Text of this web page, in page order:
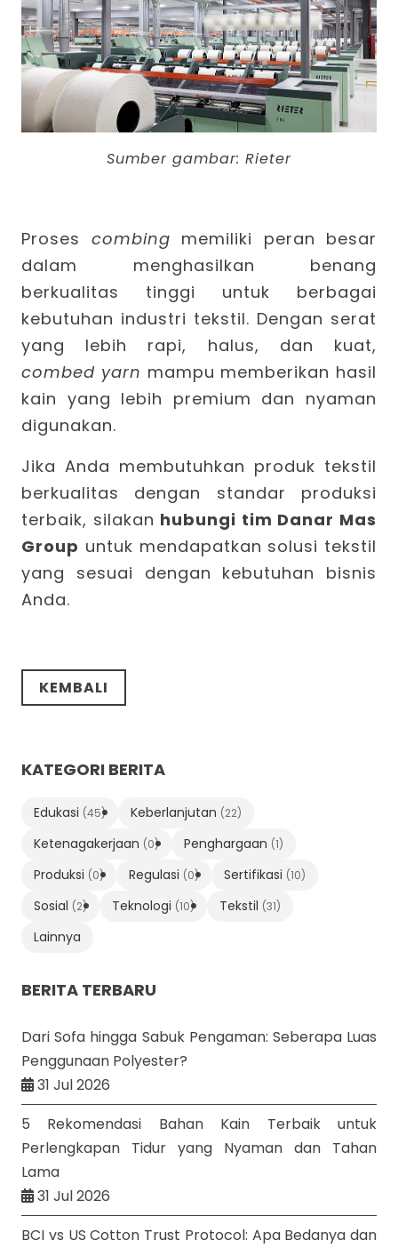
Sumber gambar: Rieter
Proses combing memiliki peran besar
dalam menghasilkan benang
berkualitas tinggi untuk berbagai
kebutuhan industri tekstil. Dengan serat
yang lebih rapi, halus, dan kuat,
combed yarn mampu memberikan hasil
kain yang lebih premium dan nyaman
digunakan.
Jika Anda membutuhkan produk tekstil
berkualitas dengan standar produksi
terbaik, silakan hubungi tim Danar Mas
Group untuk mendapatkan solusi tekstil
yang sesuai dengan kebutuhan bisnis
Anda.
KEMBALI
KATEGORI BERITA
Edukasi (45) Keberlanjutan (22)
Ketenagakerjaan (0) Penghargaan (1)
Produksi (0) Regulasi (0) Sertifikasi (10)
Sosial (2) Teknologi (10) Tekstil (31)
Lainnya
BERITA TERBARU
Dari Sofa hingga Sabuk Pengaman: Seberapa Luas
Penggunaan Polyester?
31 Jul 2026
5 Rekomendasi Bahan Kain Terbaik untuk
Perlengkapan Tidur yang Nyaman dan Tahan
Lama
31 Jul 2026
BCI vs US Cotton Trust Protocol: Apa Bedanya dan